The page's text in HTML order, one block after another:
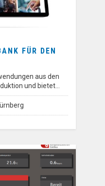
FÜR DEN
aus den
und bietet…